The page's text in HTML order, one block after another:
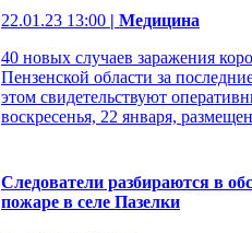
22.01.23 13:00 | Медицина
40 новых случаев заражения
Пензенской области за
этом свидетельствуют
воскресенья, 22 января,
Следователи разбираются в
пожаре в селе Пазелки